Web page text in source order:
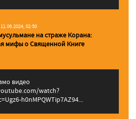
11.06.2024, 02:50
на страже Корана:
мифы о Священной Книге
видео
watch?
h0nMPQWTip7AZ94...